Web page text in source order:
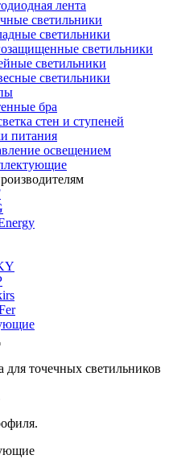
лента
светильники
светильники
светильники
светильники
светильники
бра
стен и ступеней
питания
освещением
для точечных светильников